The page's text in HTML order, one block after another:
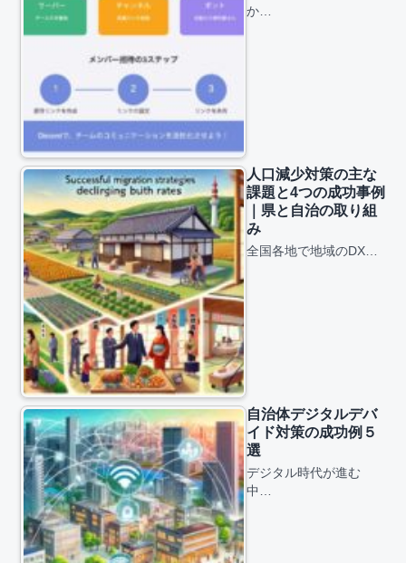
か…
人口減少対策の主な
課題と4つの成功事例
｜県と自治の取り組
み
全国各地で地域のDX…
自治体デジタルデバ
イド対策の成功例５
選
デジタル時代が進む
中…